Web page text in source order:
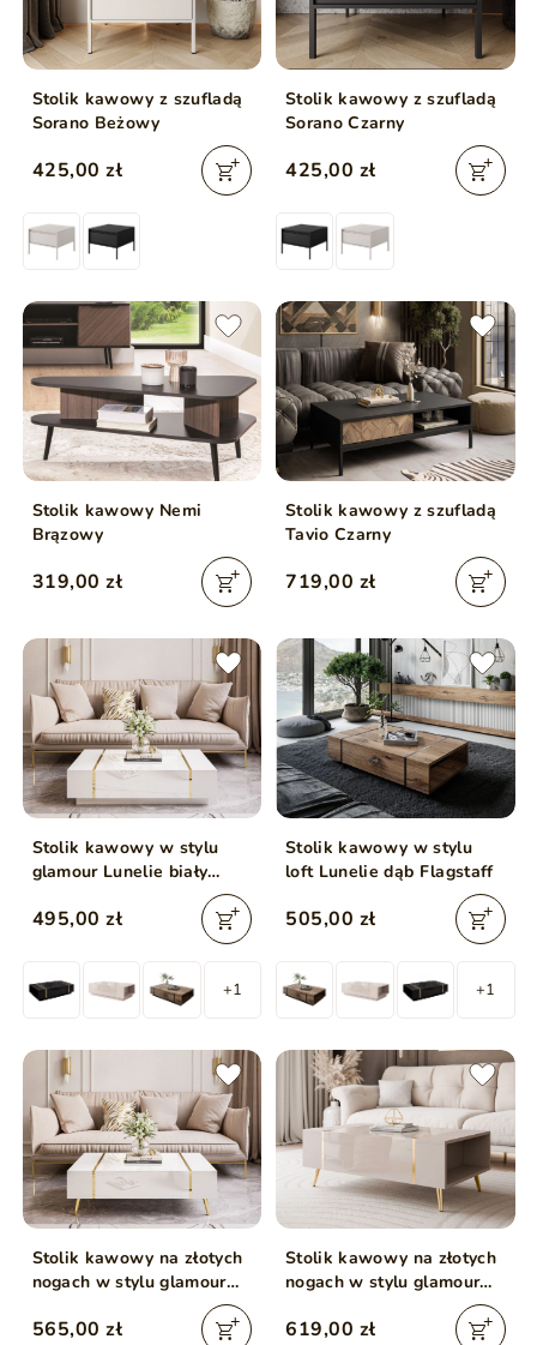
Stolik kawowy z szufladą
Sorano Beżowy
425,00 zł
Stolik kawowy z szufladą
Sorano Czarny
425,00 zł
Stolik kawowy Nemi
Brązowy
319,00 zł
Stolik kawowy z szufladą
Tavio Czarny
719,00 zł
Stolik kawowy w stylu
glamour Lunelie biały
495,00 zł
+1
Stolik kawowy w stylu
loft Lunelie dąb Flagstaff
505,00 zł
+1
Stolik kawowy na złotych
nogach w stylu glamour
565,00 zł
Stolik kawowy na złotych
nogach w stylu glamour
Lunelie kaszmir połysk
619,00 zł